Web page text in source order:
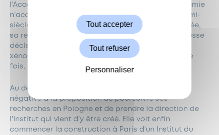
l’Académie des Sciences et n’est pas élue (L’Académie
n’accueillera une femme dans ses rangs qu’un demi-
siècle plus tard). En novembre de cette même année,
sa relation avec Paul Langevin révélée dans la presse
déclenche contre elle une violente campagne
xénophobe. Un second prix Nobel, de Chimie cette
fois, lui est attribué en décembre.
Au début de 1912 Marie Curie donne une réponse
négative à la proposition de poursuivre ses
recherches en Pologne et de prendre la direction de
l’Institut qui vient d’y être créé. Elle voit enfin
commencer la construction à Paris d’un Institut du
Tout accepter
Tout refuser
Personnaliser